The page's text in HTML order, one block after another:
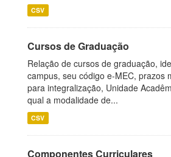
CSV
Cursos de Graduação
Relação de cursos de graduação,
campus, seu código e-MEC, prazos
para integralização, Unidade
qual a modalidade de...
CSV
Componentes Curriculares